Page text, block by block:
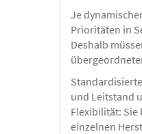
Je
Prioritäten in
Deshalb
und Leitstand
Flexibilität: Sie
einzelnen